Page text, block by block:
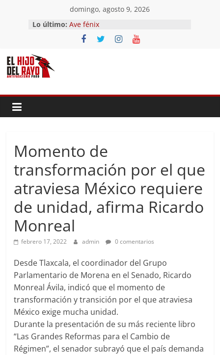
contenido
domingo, agosto 9, 2026
Lo último:
El segundo (Del II Tomo del
Pandemonium)
Ave fénix
¿Dios no existe?
Momento de
transformación por el que
atraviesa México requiere
de unidad, afirma Ricardo
Monreal
febrero 17, 2022 admin 0 comentarios
Desde Tlaxcala, el coordinador del Grupo
Parlamentario de Morena en el Senado, Ricardo
Monreal Ávila, indicó que el momento de
transformación y transición por el que atraviesa
México exige mucha unidad.
Durante la presentación de su más reciente libro
“Las Grandes Reformas para el Cambio de
Régimen”, el senador subrayó que el país demanda